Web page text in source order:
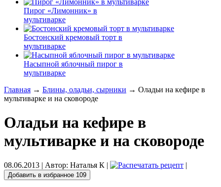
Пирог «Лимонник» в
мультиварке
Бостонский кремовый торт в
мультиварке
Насыпной яблочный пирог в
мультиварке
Главная → Блины, оладьи, сырники → Оладьи на кефире в
мультиварке и на сковороде
Оладьи на кефире в
мультиварке и на сковороде
08.06.2013 | Автор: Наталья К | |
Добавить в избранное 109